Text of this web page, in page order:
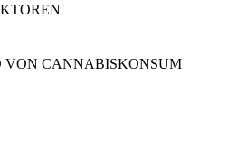
VON CANNABISKONSUM